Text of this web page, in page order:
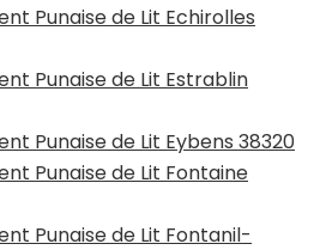
Punaise de Lit Echirolles
Punaise de Lit Estrablin
Punaise de Lit Eybens 38320
Punaise de Lit Fontaine
Punaise de Lit Fontanil-